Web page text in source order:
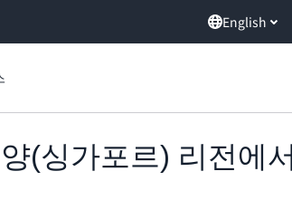
English
(싱가포르) 리전에